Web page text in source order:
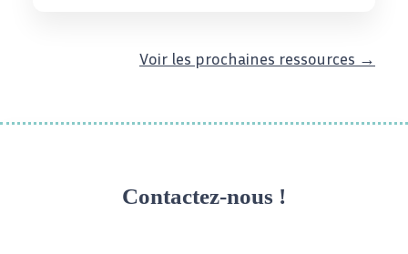
Voir les prochaines ressources →
Contactez-nous !